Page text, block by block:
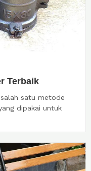
Terbaik
satu metode
dipakai untuk